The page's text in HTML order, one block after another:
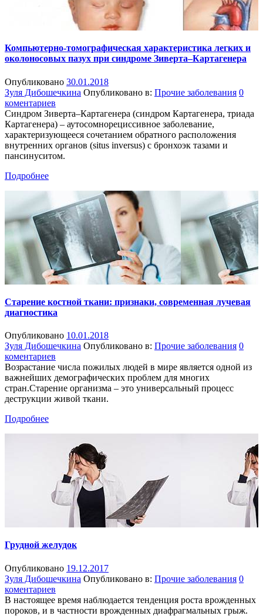
Компьютерно-томографическая характеристика легких и
околоносовых пазух при синдроме Зиверта–Картагенера
Опубликовано 30.01.2018
Зуля Дибошечкина Опубликовано в: Прочие заболевания 0
коментариев
Синдром Зиверта–Картагенера (синдром Картагенера, триада
Картагенера) – аутосомнорециссивное заболевание,
характеризующееся сочетанием обратного расположения
внутренних органов (situs inversus) с бронхоэк тазами и
пансинуситом.
Подробнее
Старение костной ткани: признаки, современная лучевая
диагностика
Опубликовано 10.01.2018
Зуля Дибошечкина Опубликовано в: Прочие заболевания 0
коментариев
Возрастание числа пожилых людей в мире является одной из
важнейших демографических проблем для многих
стран.Старение организма – это универсальный процесс
деструкции живой ткани.
Подробнее
Грудной желудок
Опубликовано 19.12.2017
Зуля Дибошечкина Опубликовано в: Прочие заболевания 0
коментариев
В настоящее время наблюдается тенденция роста врожденных
пороков, и в частности врожденных диафрагмальных грыж.